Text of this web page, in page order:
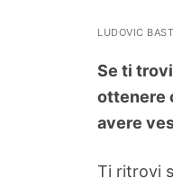
LUDOVIC
Se ti
ottenere
avere
Ti ritrovi